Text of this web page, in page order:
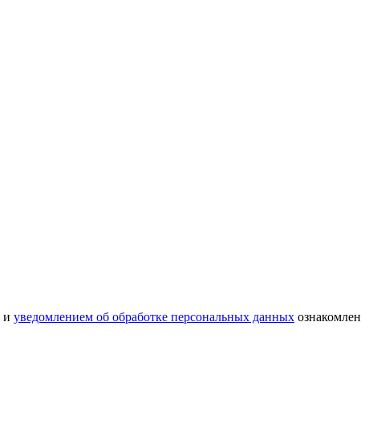
и уведомлением об обработке персональных данных ознакомлен